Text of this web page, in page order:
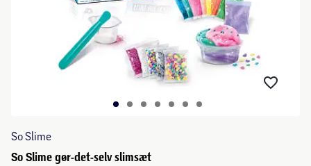
So Slime
So Slime gør-det-selv slimsæt